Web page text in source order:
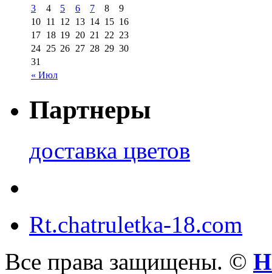
« Июл
3
4 5 6 7 8
9
10 11 12 13 14 15 16
17 18 19 20 21 22 23
24 25 26 27 28 29 30
31
Партнеры
доставка цветов
Rt.chatruletka-18.com
Все права защищены. ©